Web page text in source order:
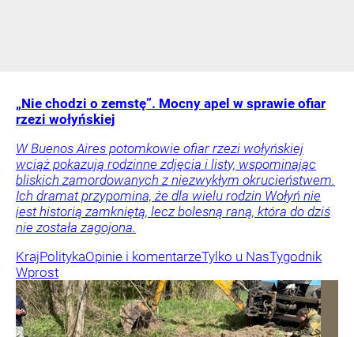
„Nie chodzi o zemstę”. Mocny apel w sprawie ofiar
rzezi wołyńskiej
W Buenos Aires potomkowie ofiar rzezi wołyńskiej
wciąż pokazują rodzinne zdjęcia i listy, wspominając
bliskich zamordowanych z niezwykłym okrucieństwem.
Ich dramat przypomina, że dla wielu rodzin Wołyń nie
jest historią zamkniętą, lecz bolesną raną, która do dziś
nie została zagojona.
KrajPolitykaOpinie i komentarzeTylko u NasTygodnik
Wprost